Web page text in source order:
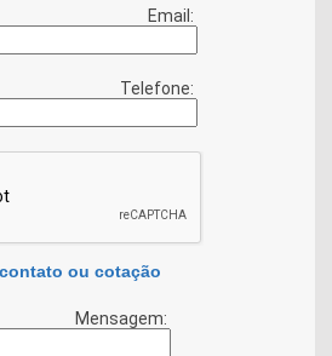
Email:
Telefone:
ou cotação
Mensagem: